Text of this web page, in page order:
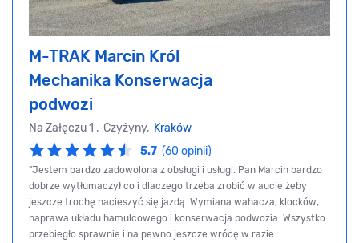
M-TRAK Marcin Król
Mechanika Konserwacja
podwozi
Na Załęczu 1 , Czyżyny, Kraków
5.7 (60 opinii)
"Jestem bardzo zadowolona z obsługi i usługi. Pan Marcin bardzo
dobrze wytłumaczył co i dlaczego trzeba zrobić w aucie żeby
jeszcze trochę nacieszyć się jazdą. Wymiana wahacza, klocków,
naprawa układu hamulcowego i konserwacja podwozia. Wszystko
przebiegło sprawnie i na pewno jeszcze wrócę w razie